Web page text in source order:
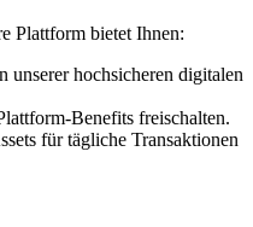
Plattform bietet Ihnen:
unserer hochsicheren digitalen
Benefits freischalten.
für tägliche Transaktionen